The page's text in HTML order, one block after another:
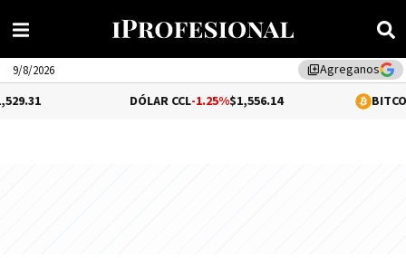
library_addAgreganos
9/8/2026
DÓLAR CCL-1.25% $1,556.14 BITCOIN0.21%